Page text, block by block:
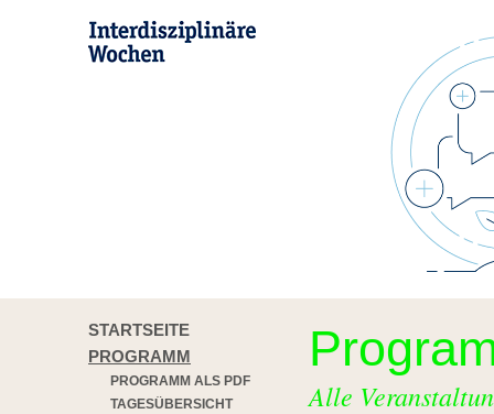
STARTSEITE
PROGRAMM
PROGRAMM ALS PDF
TAGESÜBERSICHT
Alle